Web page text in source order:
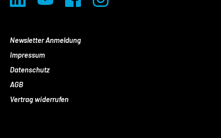
Newsletter Anmeldung
Impressum
Datenschutz
AGB
Vertrag widerrufen